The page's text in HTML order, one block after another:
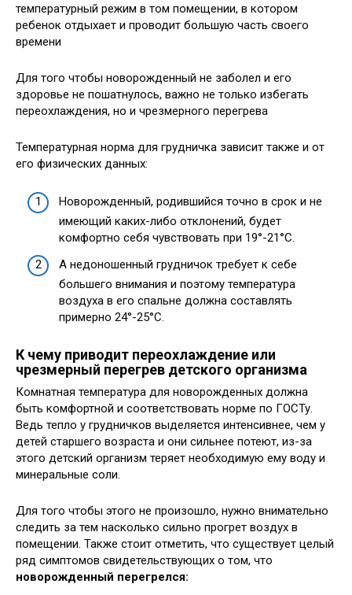
температурный режим в том помещении, в котором
ребенок отдыхает и проводит большую часть своего
времени
Для того чтобы новорожденный не заболел и его
здоровье не пошатнулось, важно не только избегать
переохлаждения, но и чрезмерного перегрева
Температурная норма для грудничка зависит также и от
его физических данных:
Новорожденный, родившийся точно в срок и не
имеющий каких-либо отклонений, будет
комфортно себя чувствовать при 19°-21°С.
А недоношенный грудничок требует к себе
большего внимания и поэтому температура
воздуха в его спальне должна составлять
примерно 24°-25°С.
К чему приводит переохлаждение или
чрезмерный перегрев детского организма
Комнатная температура для новорожденных должна
быть комфортной и соответствовать норме по ГОСТу.
Ведь тепло у грудничков выделяется интенсивнее, чем у
детей старшего возраста и они сильнее потеют, из-за
этого детский организм теряет необходимую ему воду и
минеральные соли.
Для того чтобы этого не произошло, нужно внимательно
следить за тем насколько сильно прогрет воздух в
помещении. Также стоит отметить, что существует целый
ряд симптомов свидетельствующих о том, что
новорожденный перегрелся: